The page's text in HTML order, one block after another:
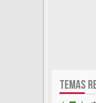
TEMAS